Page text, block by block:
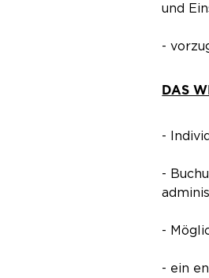
und
-
DAS
-
-
-
- ein